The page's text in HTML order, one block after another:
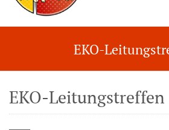
EKO-
EKO-Leitungstreffen